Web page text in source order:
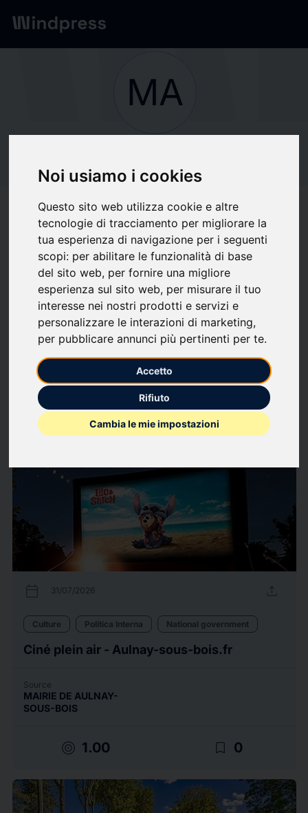
Noi usiamo i cookies
Questo sito web utilizza cookie e altre
tecnologie di tracciamento per migliorare la
tua esperienza di navigazione per i seguenti
scopi: per abilitare le funzionalità di base
del sito web, per fornire una migliore
esperienza sul sito web, per misurare il tuo
interesse nei nostri prodotti e servizi e
personalizzare le interazioni di marketing,
per pubblicare annunci più pertinenti per te.
Accetto
Rifiuto
Cambia le mie impostazioni
Network/Society
MA
MAIRIE DE
AULNAY-SOUS-
BOIS
favorite Follow updates
What we write about
CultureEconomicsInternational EconomicsNational government
Politica Interna
Press releases View all press releases
calendar_today 31/07/2026 upload
Culture Politica Interna National government
Ciné plein air - Aulnay-sous-bois.fr
Source
MAIRIE DE AULNAY-
SOUS-BOIS
target 1.00 bookmark_border 0